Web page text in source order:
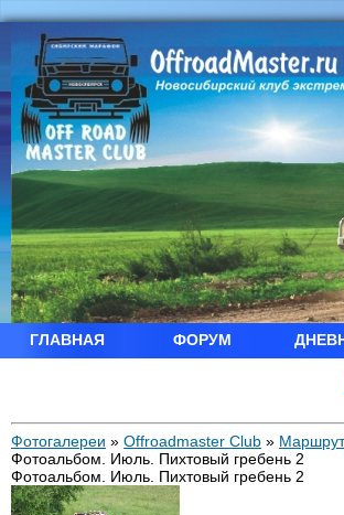
ГЛАВНАЯ ФОРУМ
Фотогалереи » Offroadmaster Club »
Фотоальбом. Июль. Пихтовый гребень 2
Фотоальбом. Июль. Пихтовый гребень 2